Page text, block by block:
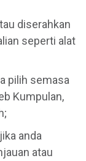
diserahkan
seperti alat
pilih semasa
Kumpulan,
anda
atau